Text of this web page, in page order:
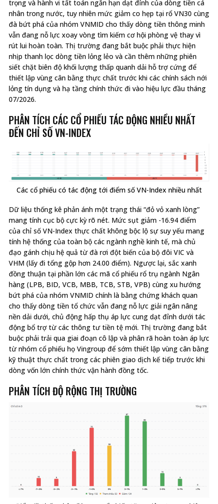
trọng và hành vi tất toán ngắn hạn dạt đỉnh của dòng tiền cá
nhân trong nước, tuy nhiên mức giảm co hẹp tại rổ VN30 cùng
đà bứt phá của nhóm VNMID cho thấy dòng tiền thông minh
vẫn đang nỗ lực xoay vòng tìm kiếm cơ hội phòng vệ thay vì
rút lui hoàn toàn. Thị trường đang bắt buộc phải thực hiện
nhịp thanh lọc dòng tiền lỏng lẻo và cần thêm những phiên
siết chặt biên độ khối lượng thấp quanh dải hỗ trợ cứng để
thiết lập vùng cân bằng thực chất trước khi các chính sách nới
lỏng tín dụng và hạ tầng chính thức đi vào hiệu lực đầu tháng
07/2026.
PHÂN TÍCH CÁC CỔ PHIẾU TÁC ĐỘNG NHIỀU NHẤT
ĐẾN CHỈ SỐ VN-INDEX
Các cổ phiếu có tác động tới điểm số VN-Index nhiều nhất
Dữ liệu thống kê phản ánh một trạng thái “đỏ vỏ xanh lòng”
mang tính cục bộ cực kỳ rõ nét. Mức sụt giảm -16.94 điểm
của chỉ số VN-Index thực chất không bộc lộ sự suy yếu mang
tính hệ thống của toàn bộ các ngành nghề kinh tế, mà chủ
đạo gánh chịu hệ quả từ đà rơi đột biến của bộ đôi VIC và
VHM (lấy đi tổng gộp hơn 24.00 điểm). Ngược lại, sắc xanh
đồng thuận tại phần lớn các mã cổ phiếu rổ trụ ngành Ngân
hàng (LPB, BID, VCB, MBB, TCB, STB, VPB) cùng xu hướng
bứt phá của nhóm VNMID chính là bằng chứng khách quan
cho thấy dòng tiền tổ chức vẫn đang nỗ lực giải ngân nâng
nền dải dưới, chủ động hấp thụ áp lực cung dạt đỉnh dưới tác
động bổ trợ từ các thông tư tiền tệ mới. Thị trường đang bắt
buộc phải trải qua giai đoạn cô lập và phân rã hoàn toàn áp lực
từ nhóm cổ phiếu họ Vingroup để sớm thiết lập vùng cân bằng
kỹ thuật thực chất trong các phiên giao dịch kế tiếp trước khi
dòng vốn lớn chính thức vận hành đồng tốc.
PHÂN TÍCH ĐỘ RỘNG THỊ TRƯỜNG